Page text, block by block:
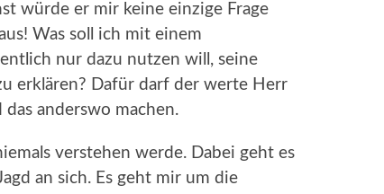
würde er mir keine einzige Frage
Was soll ich mit einem
nur dazu nutzen will, seine
erklären? Dafür darf der werte Herr
anderswo machen.
verstehen werde. Dabei geht es
an sich. Es geht mir um die